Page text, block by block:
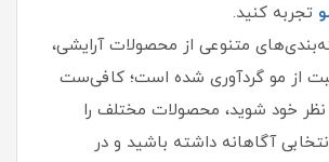
تجربه کنید.
متنوعی از محصولات آرایشی،
از مو گردآوری شده است؛ کافی‌ست
خود شوید، محصولات مختلف را
آگاهانه داشته باشید و در